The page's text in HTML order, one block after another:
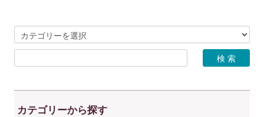
カテゴリーから探す